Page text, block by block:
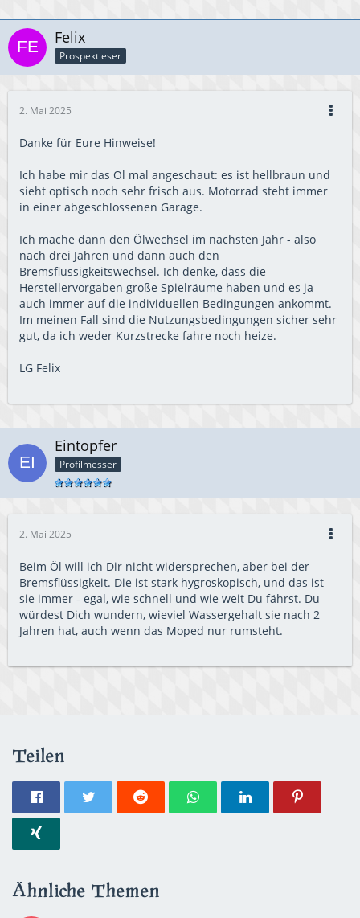
Felix
Prospektleser
2. Mai 2025
Danke für Eure Hinweise!
Ich habe mir das Öl mal angeschaut: es ist hellbraun und
sieht optisch noch sehr frisch aus. Motorrad steht immer
in einer abgeschlossenen Garage.
Ich mache dann den Ölwechsel im nächsten Jahr - also
nach drei Jahren und dann auch den
Bremsflüssigkeitswechsel. Ich denke, dass die
Herstellervorgaben große Spielräume haben und es ja
auch immer auf die individuellen Bedingungen ankommt.
Im meinen Fall sind die Nutzungsbedingungen sicher sehr
gut, da ich weder Kurzstrecke fahre noch heize.
LG Felix
Eintopfer
Profilmesser
2. Mai 2025
Beim Öl will ich Dir nicht widersprechen, aber bei der
Bremsflüssigkeit. Die ist stark hygroskopisch, und das ist
sie immer - egal, wie schnell und wie weit Du fährst. Du
würdest Dich wundern, wieviel Wassergehalt sie nach 2
Jahren hat, auch wenn das Moped nur rumsteht.
Teilen
Ähnliche Themen